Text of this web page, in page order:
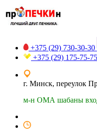
+375 (29) 730-30-30
+375 (29) 175-75-75
г. Минск, переулок
м-н ОМА шабаны